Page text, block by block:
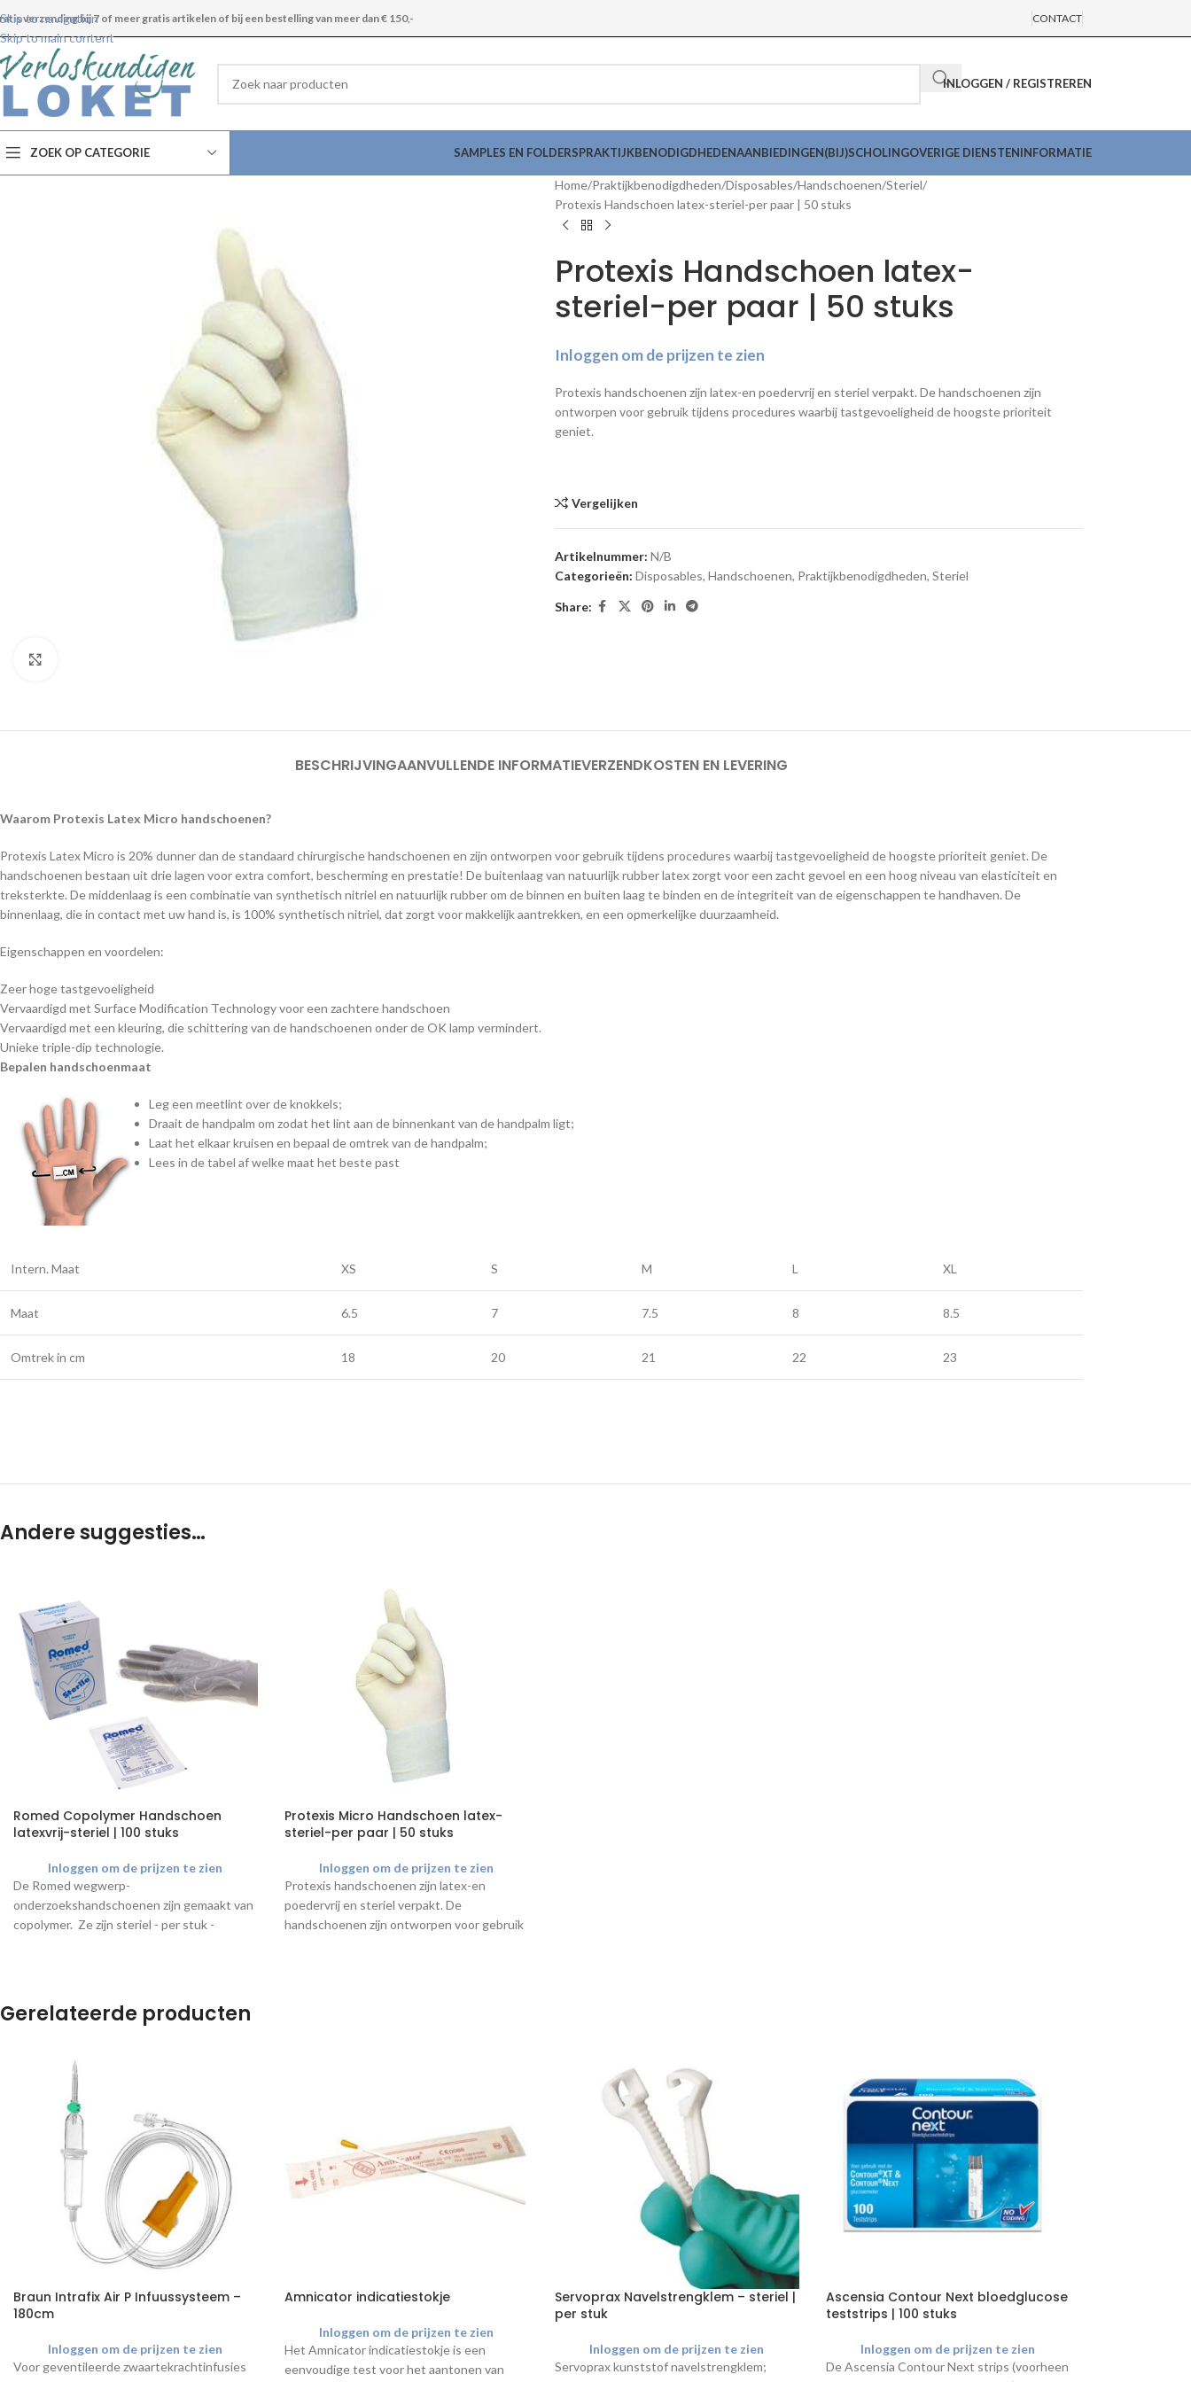
Skip to navigation
Skip to main content
verzending bij 7 of meer gratis artikelen of bij een bestelling van meer dan € 150,- CONTACT
INLOGGEN / REGISTREREN
ZOEK OP CATEGORIE SAMPLES EN FOLDERSPRAKTIJKBENODIGDHEDENAANBIEDINGEN(BIJ)SCHOLINGOVERIGE DIENSTENINFORMATIE
Home Praktijkbenodigdheden Disposables Handschoenen Steriel
Protexis Handschoen latex-steriel-per paar | 50 stuks
Protexis Handschoen latex-
steriel-per paar | 50 stuks
Inloggen om de prijzen te zien
Protexis handschoenen zijn latex-en poedervrij en steriel verpakt. De handschoenen zijn
ontworpen voor gebruik tijdens procedures waarbij tastgevoeligheid de hoogste prioriteit
geniet.
Vergelijken
Artikelnummer: N/B
Categorieën: Disposables, Handschoenen, Praktijkbenodigdheden, Steriel
Share:
BESCHRIJVINGAANVULLENDE INFORMATIEVERZENDKOSTEN EN LEVERING
Waarom Protexis Latex Micro handschoenen?
Protexis Latex Micro is 20% dunner dan de standaard chirurgische handschoenen en zijn ontworpen voor gebruik tijdens procedures waarbij tastgevoeligheid de hoogste prioriteit geniet. De
handschoenen bestaan uit drie lagen voor extra comfort, bescherming en prestatie! De buitenlaag van natuurlijk rubber latex zorgt voor een zacht gevoel en een hoog niveau van elasticiteit en
treksterkte. De middenlaag is een combinatie van synthetisch nitriel en natuurlijk rubber om de binnen en buiten laag te binden en de integriteit van de eigenschappen te handhaven. De
binnenlaag, die in contact met uw hand is, is 100% synthetisch nitriel, dat zorgt voor makkelijk aantrekken, en een opmerkelijke duurzaamheid.
Eigenschappen en voordelen:
Zeer hoge tastgevoeligheid
Vervaardigd met Surface Modification Technology voor een zachtere handschoen
Vervaardigd met een kleuring, die schittering van de handschoenen onder de OK lamp vermindert.
Unieke triple-dip technologie.
Bepalen handschoenmaat
Leg een meetlint over de knokkels;
Draait de handpalm om zodat het lint aan de binnenkant van de handpalm ligt;
Laat het elkaar kruisen en bepaal de omtrek van de handpalm;
Lees in de tabel af welke maat het beste past
Intern. Maat XS S M L XL
Maat 6.5 7 7.5 8 8.5
Omtrek in cm 18 20 21 22 23
Andere suggesties…
Romed Copolymer Handschoen
latexvrij-steriel | 100 stuks
Inloggen om de prijzen te zien
De Romed wegwerp-
onderzoekshandschoenen zijn gemaakt van
copolymer. Ze zijn steriel - per stuk -
Protexis Micro Handschoen latex-
steriel-per paar | 50 stuks
Inloggen om de prijzen te zien
Protexis handschoenen zijn latex-en
poedervrij en steriel verpakt. De
handschoenen zijn ontworpen voor gebruik
Gerelateerde producten
Braun Intrafix Air P Infuussysteem –
180cm
Inloggen om de prijzen te zien
Voor geventileerde zwaartekrachtinfusies
Amnicator indicatiestokje
Inloggen om de prijzen te zien
Het Amnicator indicatiestokje is een
eenvoudige test voor het aantonen van
Servoprax Navelstrengklem – steriel |
per stuk
Inloggen om de prijzen te zien
Servoprax kunststof navelstrengklem;
Ascensia Contour Next bloedglucose
teststrips | 100 stuks
Inloggen om de prijzen te zien
De Ascensia Contour Next strips (voorheen